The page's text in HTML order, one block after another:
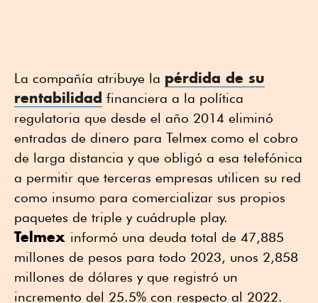
La compañía atribuye la pérdida de su
rentabilidad financiera a la política
regulatoria que desde el año 2014 eliminó
entradas de dinero para Telmex como el cobro
de larga distancia y que obligó a esa telefónica
a permitir que terceras empresas utilicen su red
como insumo para comercializar sus propios
paquetes de triple y cuádruple play.
Telmex informó una deuda total de 47,885
millones de pesos para todo 2023, unos 2,858
millones de dólares y que registró un
incremento del 25.5% con respecto al 2022.